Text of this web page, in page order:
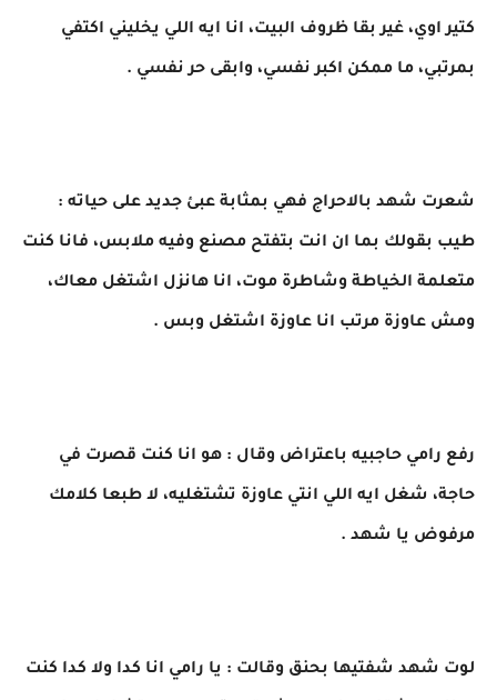
كتير اوي، غير بقا ظروف البيت، انا ايه اللي يخليني اكتفي
بمرتبي، ما ممكن اكبر نفسي، وابقى حر نفسي .
شعرت شهد بالاحراج فهي بمثابة عبئ جديد على حياته :
طيب بقولك بما ان انت بتفتح مصنع وفيه ملابس، فانا كنت
متعلمة الخياطة وشاطرة موت، انا هانزل اشتغل معاك،
ومش عاوزة مرتب انا عاوزة اشتغل وبس .
رفع رامي حاجبيه باعتراض وقال : هو انا كنت قصرت في
حاجة، شغل ايه اللي انتي عاوزة تشتغليه، لا طبعا كلامك
مرفوض يا شهد .
لوت شهد شفتيها بحنق وقالت : يا رامي انا كدا ولا كدا كنت